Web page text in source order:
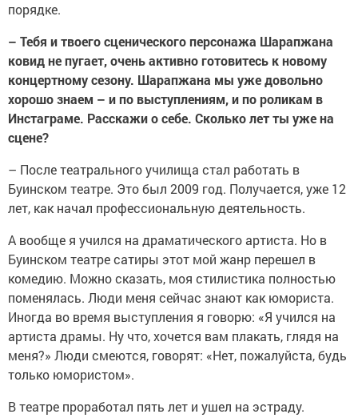
порядке.
– Тебя и твоего сценического персонажа Шарапжана
ковид не пугает, очень активно готовитесь к новому
концертному сезону. Шарапжана мы уже довольно
хорошо знаем – и по выступлениям, и по роликам в
Инстаграме. Расскажи о себе. Сколько лет ты уже на
сцене?
– После театрального училища стал работать в
Буинском театре. Это был 2009 год. Получается, уже 12
лет, как начал профессиональную деятельность.
А вообще я учился на драматического артиста. Но в
Буинском театре сатиры этот мой жанр перешел в
комедию. Можно сказать, моя стилистика полностью
поменялась. Люди меня сейчас знают как юмориста.
Иногда во время выступления я говорю: «Я учился на
артиста драмы. Ну что, хочется вам плакать, глядя на
меня?» Люди смеются, говорят: «Нет, пожалуйста, будь
только юмористом».
В театре проработал пять лет и ушел на эстраду.